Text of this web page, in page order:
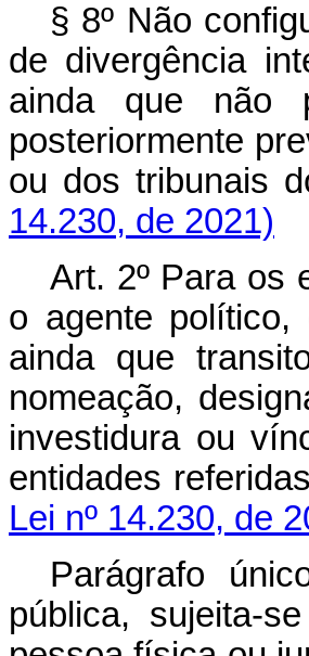
§ 8º Não
de divergência
ainda que não
posteriormente
ou dos
14.230, de 2021)
Art. 2º Para os
o agente
ainda que
nomeação,
investidura ou
entidades
Lei nº 14.230, de
Parágrafo
pública, sujeita-